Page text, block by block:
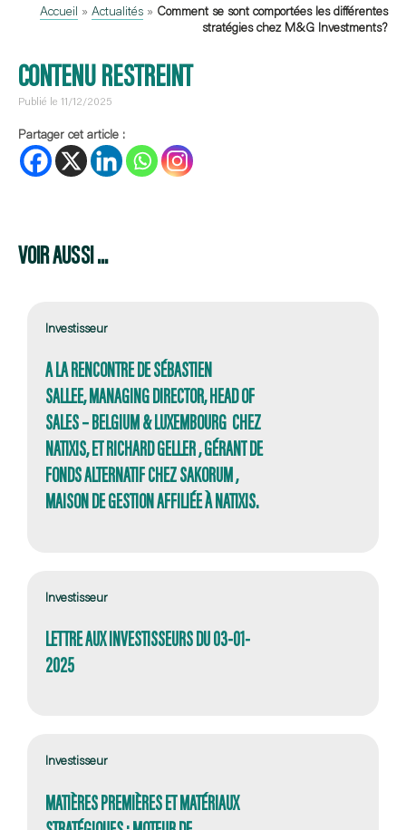
Accueil » Actualités » Comment se sont comportées les différentes
stratégies chez M&G Investments?
CONTENU RESTREINT
Publié le 11/12/2025
Partager cet article :
VOIR AUSSI ...
Investisseur
A LA RENCONTRE DE SÉBASTIEN
SALLEE, MANAGING DIRECTOR, HEAD OF
SALES – BELGIUM & LUXEMBOURG CHEZ
NATIXIS, ET RICHARD GELLER , GÉRANT DE
FONDS ALTERNATIF CHEZ SAKORUM ,
MAISON DE GESTION AFFILIÉE À NATIXIS.
Investisseur
LETTRE AUX INVESTISSEURS DU 03-01-
2025
Investisseur
MATIÈRES PREMIÈRES ET MATÉRIAUX